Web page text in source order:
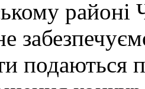
районі
подаються